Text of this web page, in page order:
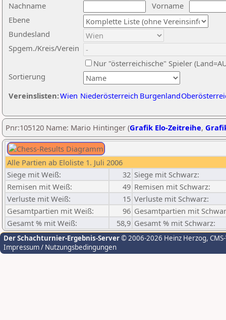
Nachname
Vorname
Ebene
Sortierung
Bundesland
Spgem./Kreis/Verein
Nur "österreichische" Spieler
Vereinslisten:Wien Niederösterreich Burgenland
Pnr:105120 Name: Mario Hintinger (Grafik Elo-Zeitreihe,
Alle Partien ab Eloliste 1. Juli 2006
Siege mit Weiß:
32 Siege mit Schwarz:
Remisen mit Weiß:
49 Remisen mit Schwarz:
Verluste mit Weiß:
15 Verluste mit Schwarz:
Gesamtpartien mit Weiß:
96 Gesamtpartien mit
Gesamt % mit Weiß:
58,9 Gesamt % mit Schwarz:
Der Schachturnier-Ergebnis-Server© 2006-2026 Heinz Herzog,
Impressum / Nutzungsbedingungen